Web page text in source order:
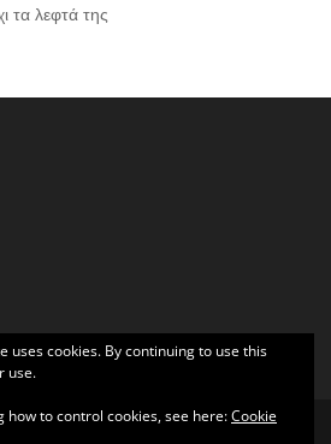
τα λεφτά της
uses cookies. By continuing to use this
use.
how to control cookies, see here:Cookie